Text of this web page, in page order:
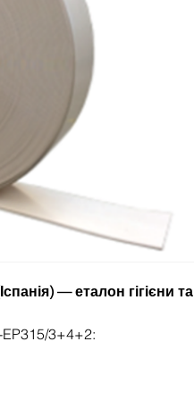
— еталон гігієни та
EP315/3+4+2: